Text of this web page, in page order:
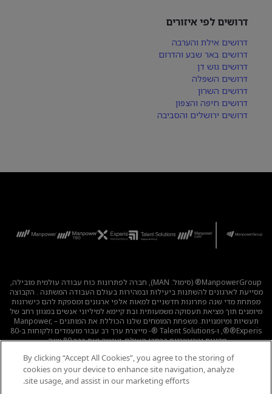
דרושים לפי איזורים
דרושים אילת והערבה
דרושים באר שבע והדרום
דרושים גוש דן
דרושים השפלה
דרושים השרון
דרושים חיפה והצפון
דרושים ירושלים והסביבה
ManpowerGroup® (סימול: MAN), חברה לפתרונות כוח עבודה עולמית מובילה,
מסייעת לארגונים להשתנות ביעילות ובמהירות בעולם העבודה המשתנה . הקבוצה
מפתחת מדי שנה פתרונות חדשניים למאות אלפי ארגונים ומספקת להם כישרונות
מיומנים תוך מציאת תעסוקה משמעותית ובת קיימא למיליוני אנשים במגוון רחב של
תעשיות ומיומנויות. משפחת המומחים שלנו הכוללת את המותגים – Manpower,
®Experis®, ו-Talent Solutions ®- מייצרת ערך רב עבור מועמדים ולקוחות ב-80
מדינות וטריטוריות ברחבי העולם, ועושה זאת כבר 80 שנה.
לכל המשרות | מדיניות הפרטיות | תנאי השימוש | נגישות
קוד אתי
|
By clicking “Accept All Cookies”, you agree to the storing of
cookies on your device to enhance site navigation, analyze
site usage, and assist in our marketing efforts.